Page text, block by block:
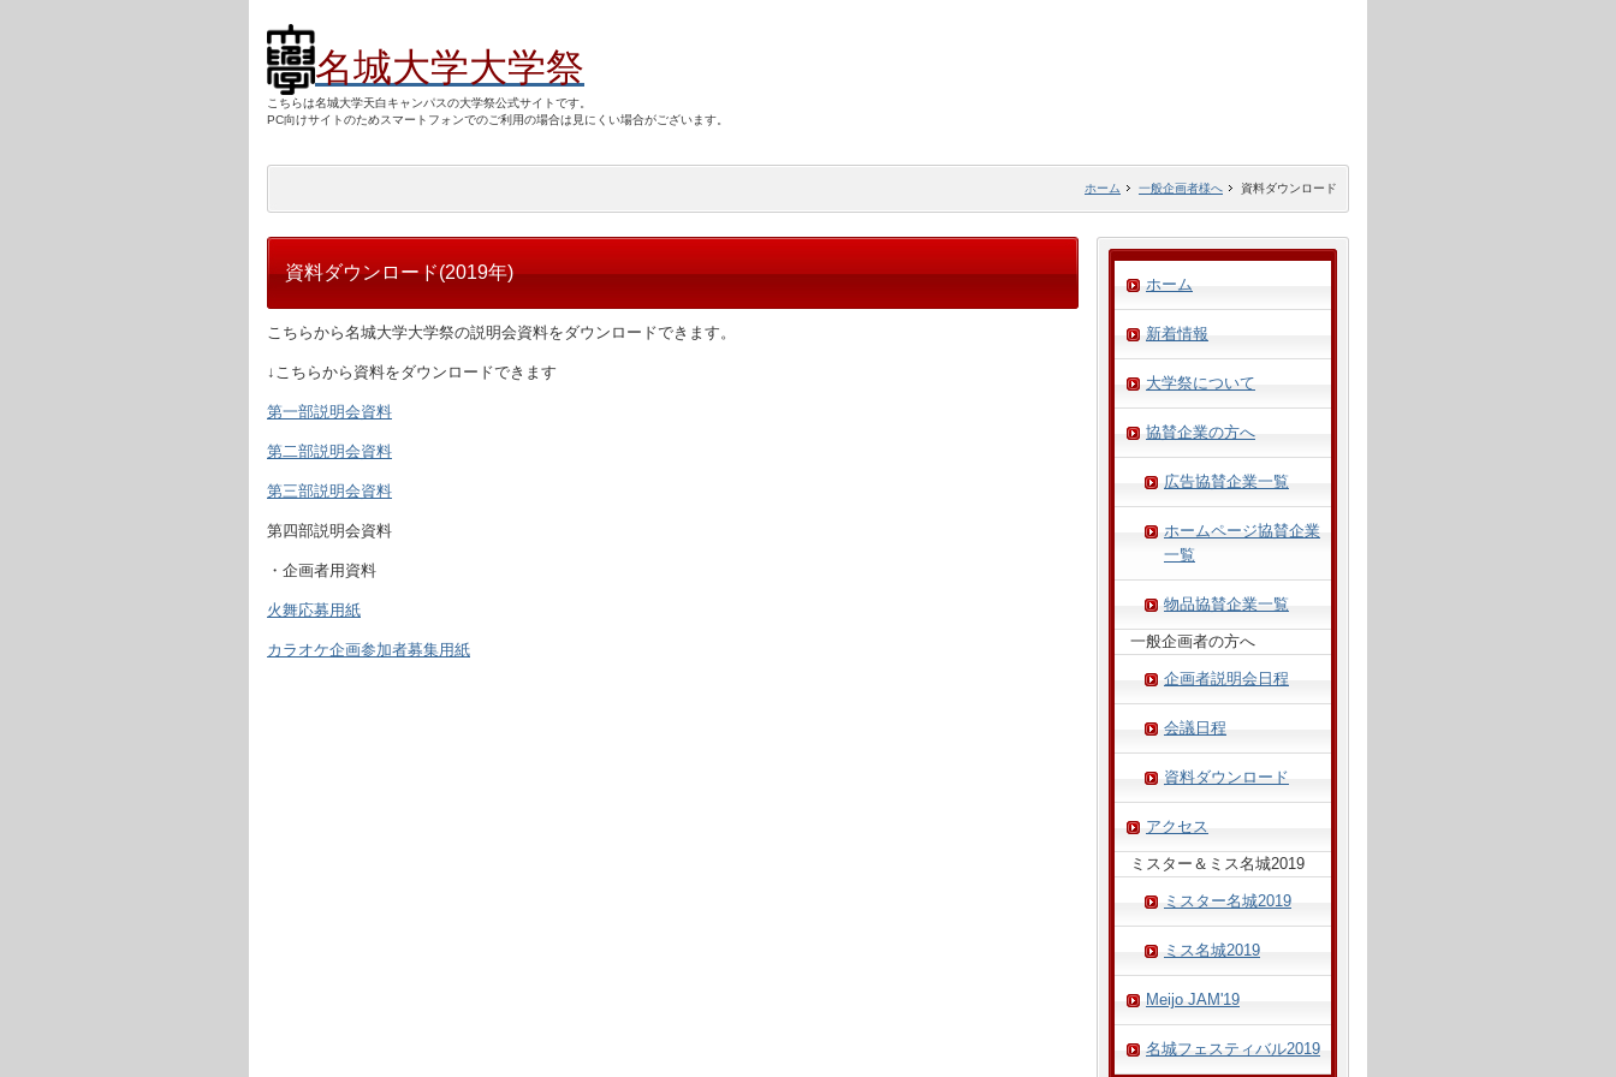
名城大学大学祭
こちらは名城大学天白キャンパスの大学祭公式サイトです。
PC向けサイトのためスマートフォンでのご利用の場合は見にくい場合がございます。
ホーム 一般企画者様へ 資料ダウンロード
資料ダウンロード(2019年)
こちらから名城大学大学祭の説明会資料をダウンロードできます。
↓こちらから資料をダウンロードできます
第一部説明会資料
第二部説明会資料
第三部説明会資料
第四部説明会資料
・企画者用資料
火舞応募用紙
カラオケ企画参加者募集用紙
ホーム
新着情報
大学祭について
協賛企業の方へ
広告協賛企業一覧
ホームページ協賛企業
一覧
物品協賛企業一覧
一般企画者の方へ
企画者説明会日程
会議日程
資料ダウンロード
アクセス
ミスター＆ミス名城2019
ミスター名城2019
ミス名城2019
Meijo JAM'19
名城フェスティバル2019